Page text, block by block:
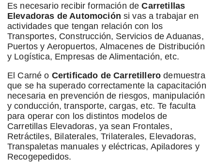
Es necesario recibir formación deCarretillas
Elevadoras de Automoción si vas a trabajar en
actividades que tengan relación con los
Transportes, Construcción, Servicios de Aduanas,
Puertos y Aeropuertos, Almacenes de Distribución
y Logística, Empresas de Alimentación, etc.
El Carné o Certificado de Carretillero demuestra
que se ha superado correctamente la capacitación
necesaria en prevención de riesgos, manipulación
y conducción, transporte, cargas, etc. Te faculta
para operar con los distintos modelos de
Carretillas Elevadoras, ya sean Frontales,
Retráctiles, Bilaterales, Trilaterales, Elevadoras,
Transpaletas manuales y eléctricas, Apiladores y
Recogepedidos.